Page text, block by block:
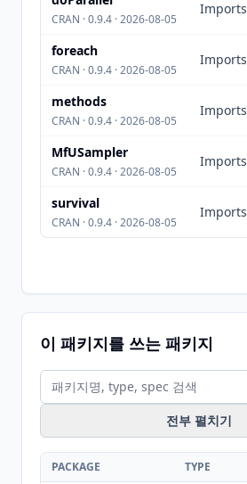
CRAN · 0.9.4 · 2026-08-05
Imports
foreach
CRAN · 0.9.4 · 2026-08-05
Imports
methods
CRAN · 0.9.4 · 2026-08-05
Imports
MfUSampler
CRAN · 0.9.4 · 2026-08-05
Imports
survival
CRAN · 0.9.4 · 2026-08-05
Imports
이 패키지를 쓰는 패키지
전부 펼치기
PACKAGE TYPE